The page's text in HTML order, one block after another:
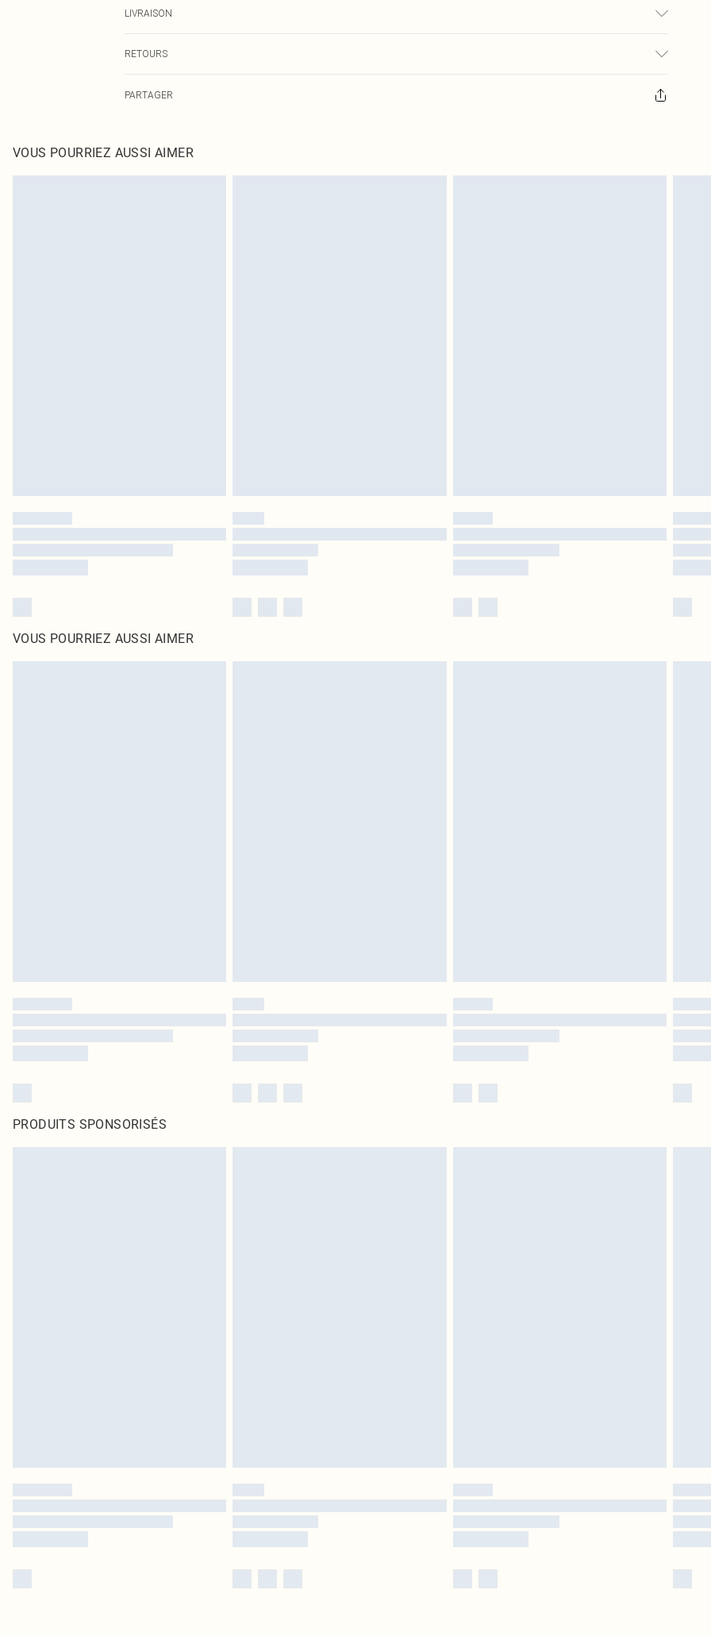
produire.
LIVRAISON
€9.99
RETOURS
Veuillez noter que nous ne pouvons pas rembourser les masques tendance, les cosmétiques, les bijoux pour piercings, les jouets
également être essayées en intérieur. Les articles pour la maison, y compris le linge de lit, les matelas, les surmatelas et les
PARTAGER
VOUS POURRIEZ AUSSI AIMER
VOUS POURRIEZ AUSSI AIMER
PRODUITS SPONSORISÉS